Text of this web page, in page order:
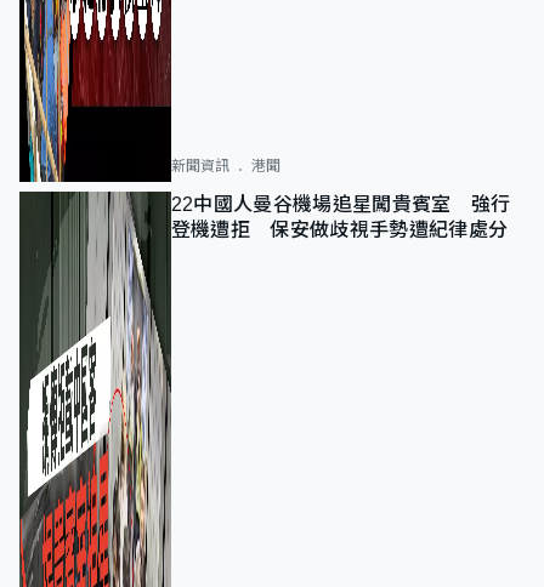
新聞資訊 港聞
22中國人曼谷機場追星闖貴賓室 強行
登機遭拒 保安做歧視手勢遭紀律處分